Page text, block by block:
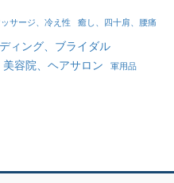
サージ、冷え性 癒し、四十肩、腰痛
ィング、ブライダル
美容院、ヘアサロン
軍用品